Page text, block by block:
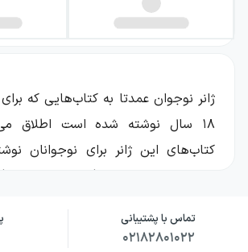
۱۸ سال نوشته شده است اطلاق
کتاب‌های این ژانر برای نوجوانان
حداقل نیمی از خوانندگان این سبک
در ادبیات نوجوان موضوع کتاب با
شخصیت خواننده ارتباط تنگاتنگی
تماس با پشتیبانی
۰۲۱۸۲۸۰۱۰۲۲